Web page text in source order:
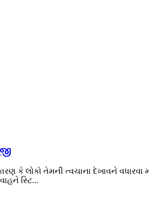
કે લોકો તેમની ત્વચાના દેખાવને
સ્ટિ...